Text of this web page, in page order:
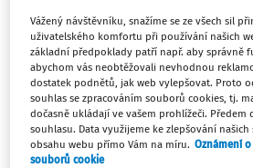
po překročení absolutního limitu
hrubého měsíčního výdělku.
příjmů na základě dohody o
plátce daně nepřesáhne za
a pokud u daného zaměstnavatele
zaměstnancem podepsáno pro
Prohlášení poplatníka k dani z
Vážený návštěvníku, snažíme se ze všech sil
uživatelského komfortu při používání našich
základní předpoklady patří např. aby správně
abychom vás neobtěžovali nevhodnou
dostatek podnětů, jak web vylepšovat. Proto
souhlas se zpracováním souborů cookies, tj.
dočasně ukládají ve vašem prohlížeči. Předem
souhlasu. Data využijeme ke zlepšování
obsahu webu přímo Vám na míru. Oznámení
souborů cookie